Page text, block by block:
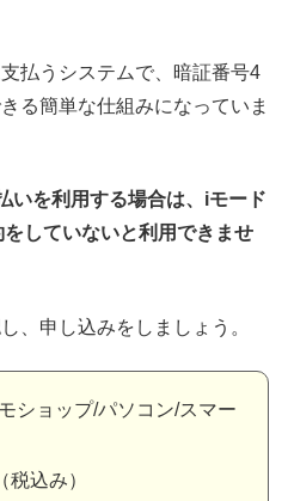
払うシステムで、暗証番号4
る簡単な仕組みになっていま
いを利用する場合は、iモード
していないと利用できませ
、申し込みをしましょう。
ショップ/パソコン/スマー
込み）